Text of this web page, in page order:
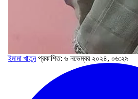
ইমামা খাতুন প্রকাশিত: ৬ নভেম্বর ২০২৪, ০৬:২৯